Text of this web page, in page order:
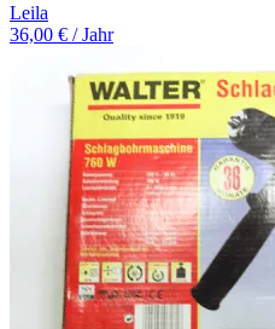
Leila
36,00 € / Jahr